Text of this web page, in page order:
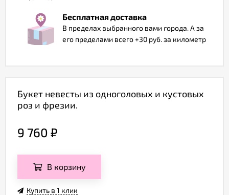
Бесплатная доставка
В пределах выбранного вами города. А за
его пределами всего +30 руб. за километр
Букет невесты из одноголовых и кустовых
роз и фрезии.
9 760 ₽
В корзину
Купить в 1 клик